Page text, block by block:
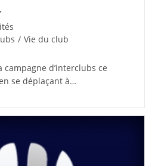
/ Vie du club
campagne d’interclubs ce
se déplaçant à…